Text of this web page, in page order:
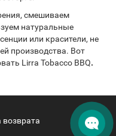
смешиваем
натуральные
или красители, не
производства. Вот
Lirra Tobacco BBQ.
возврата